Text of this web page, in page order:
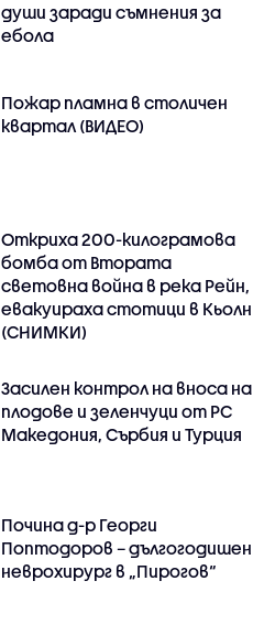
души заради съмнения за
ебола
Пожар пламна в столичен
квартал (ВИДЕО)
Откриха 200-килограмова
бомба от Втората
световна война в река Рейн,
евакуираха стотици в Кьолн
(СНИМКИ)
Засилен контрол на вноса на
плодове и зеленчуци от РС
Македония, Сърбия и Турция
Почина д-р Георги
Поптодоров – дългогодишен
неврохирург в „Пирогов“